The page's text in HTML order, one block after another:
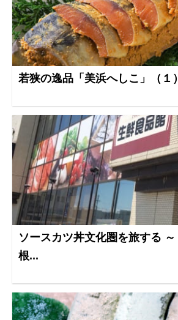
若狭の逸品「美浜へしこ」（１）
ソースカツ丼文化圏を旅する
根...